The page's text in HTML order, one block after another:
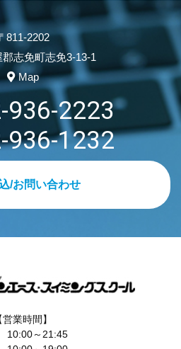
811-2202
志免町志免3-13-1
Map
936-2223
936-1232
/お問い合わせ
営業時間】
10:00～21:45